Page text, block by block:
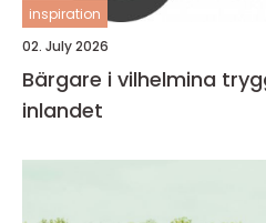
inspiration
02. July 2026
Bärgare i vilhelmina trygg hjälp på vägarna i
inlandet